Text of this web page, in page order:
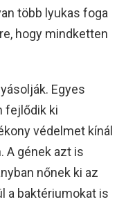
több lyukas foga
hogy mindketten
Egyes
fejlődik ki
védelmet kínál
A gének azt is
nőnek ki az
a baktériumokat is